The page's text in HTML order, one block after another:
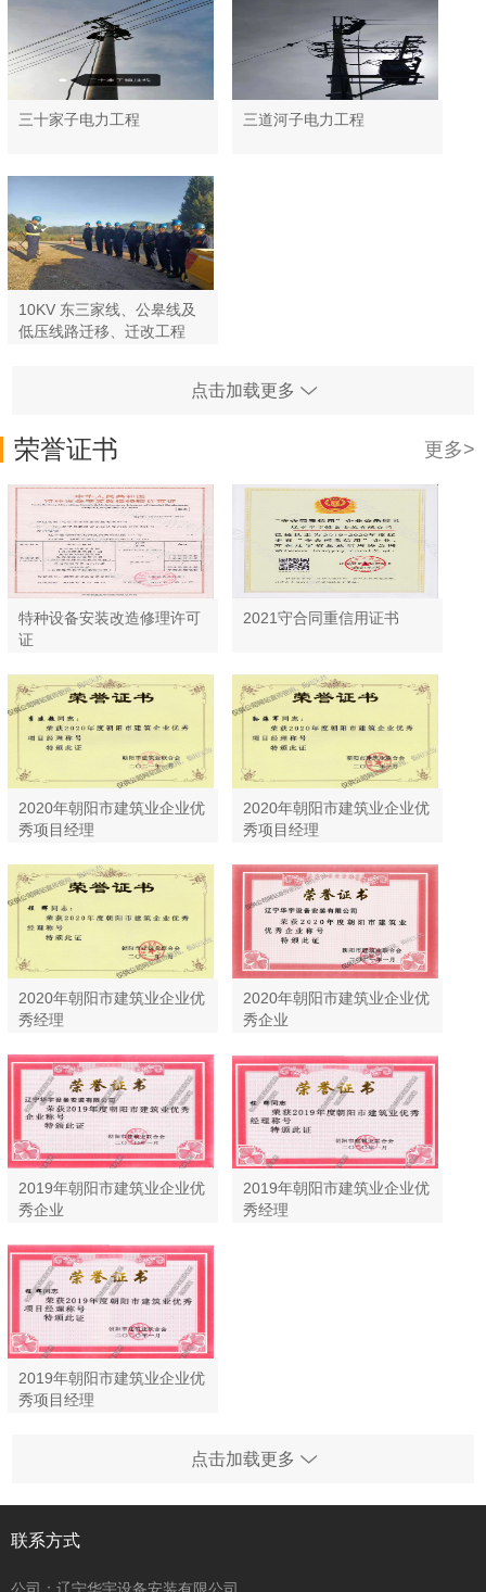
三十家子电力工程 三道河子电力工程
10KV 东三家线、公皋线及
低压线路迁移、迁改工程
点击加载更多
荣誉证书 更多>
特种设备安装改造修理许可
证
2021守合同重信用证书
2020年朝阳市建筑业企业优
秀项目经理
2020年朝阳市建筑业企业优
秀项目经理
2020年朝阳市建筑业企业优
秀经理
2020年朝阳市建筑业企业优
秀企业
2019年朝阳市建筑业企业优
秀企业
2019年朝阳市建筑业企业优
秀经理
2019年朝阳市建筑业企业优
秀项目经理
点击加载更多
联系方式